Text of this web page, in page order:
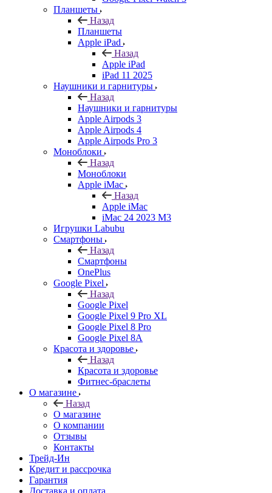
Планшеты
Назад
Планшеты
Apple iPad
Назад
Apple iPad
iPad 11 2025
Наушники и гарнитуры
Назад
Наушники и гарнитуры
Apple Airpods 3
Apple Airpods 4
Apple Airpods Pro 3
Моноблоки
Назад
Моноблоки
Apple iMac
Назад
Apple iMac
iMac 24 2023 M3
Игрушки Labubu
Смартфоны
Назад
Смартфоны
OnePlus
Google Pixel
Назад
Google Pixel
Google Pixel 9 Pro XL
Google Pixel 8 Pro
Google Pixel 8A
Красота и здоровье
Назад
Красота и здоровье
Фитнес-браслеты
О магазине
Назад
О магазине
О компании
Отзывы
Контакты
Трейд-Ин
Кредит и рассрочка
Гарантия
Доставка и оплата